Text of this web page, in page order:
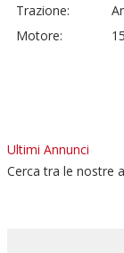
Trazione:
Motore:
Ultimi Annunci
Cerca tra le nostre